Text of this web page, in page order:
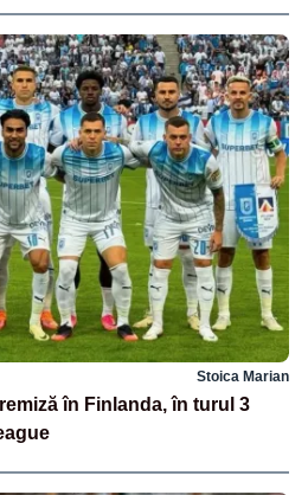
Stoica Marian
în Finlanda, în turul 3